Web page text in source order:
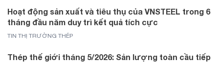
Hoạt động sản xuất và tiêu thụ của VNSTEEL trong 6
tháng đầu năm duy trì kết quả tích cực
TIN THỊ TRƯỜNG THÉP
Thép thế giới tháng 5/2026: Sản lượng toàn cầu tiếp